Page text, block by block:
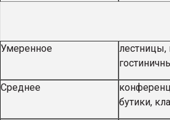
Умеренное
Среднее
бутики,